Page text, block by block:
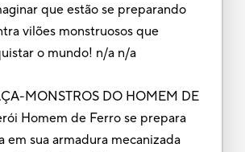
que estão se preparando
vilões monstruosos que
o mundo! n/a n/a
MONSTROS DO HOMEM DE
Homem de Ferro se prepara
em sua armadura mecanizada